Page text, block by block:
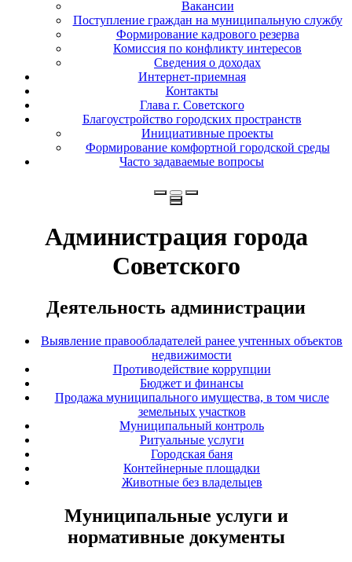
Вакансии
Поступление граждан на муниципальную службу
Формирование кадрового резерва
Комиссия по конфликту интересов
Сведения о доходах
Интернет-приемная
Контакты
Глава г. Советского
Благоустройство городских пространств
Инициативные проекты
Формирование комфортной городской среды
Часто задаваемые вопросы
Администрация города
Советского
Деятельность администрации
Выявление правообладателей ранее учтенных объектов
недвижимости
Противодействие коррупции
Бюджет и финансы
Продажа муниципального имущества, в том числе
земельных участков
Муниципальный контроль
Ритуальные услуги
Городская баня
Контейнерные площадки
Животные без владельцев
Муниципальные услуги и
нормативные документы